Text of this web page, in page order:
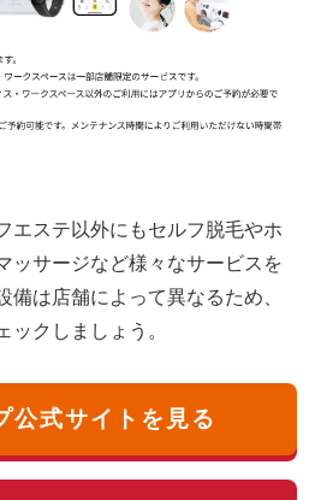
エステ以外にもセルフ脱毛やホ
ッサージなど様々なサービスを
備は店舗によって異なるため、
ックしましょう。
公式サイトを見る